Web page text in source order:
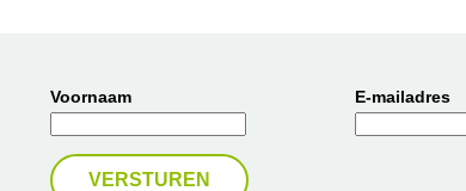
Voornaam E-mailadres